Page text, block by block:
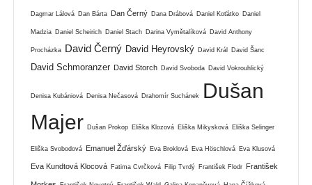
Dagmar Lálová Dan Bárta Dan Černý Dana Drábová Daniel Koťátko Daniel
Madzia Daniel Scheirich Daniel Stach Darina Vymětalíková David Anthony
Procházka David Černý David Heyrovský David Král David Šanc
David Schmoranzer David Storch David Svoboda David Vokrouhlický
Denisa Kubániová Denisa Nečasová Drahomír Suchánek
Dušan
Majer Dušan Prokop Eliška Klozová Eliška Mikysková Eliška Selinger
Eliška Svobodová Emanuel Žďárský Eva Broklová Eva Höschlová Eva Klusová
Eva Kundtová Klocová Fatima Cvrčková Filip Tvrdý František Flodr František